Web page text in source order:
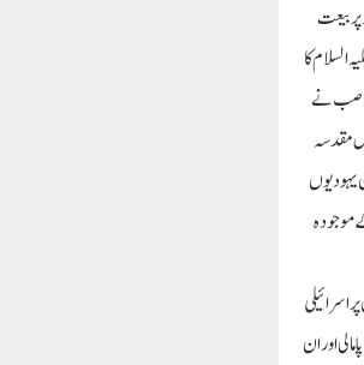
بیعت
کا
غاصب نے
مقدسہ
یہودیوں
موجودہ
اور ان